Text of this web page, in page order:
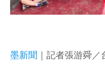
墨新聞 ｜記者張游舜／